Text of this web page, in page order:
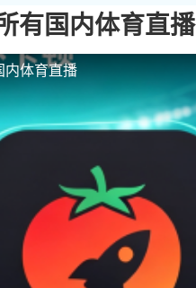
有国内体育直播
内体育直播